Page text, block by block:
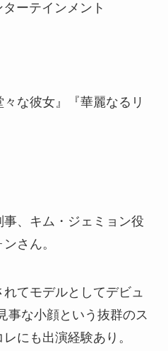
ーテインメント
々な彼女』『華麗なるリ
、キム・ジェミョン役
さん。
てモデルとしてデビュ
事な小顔という抜群のス
にも出演経験あり。